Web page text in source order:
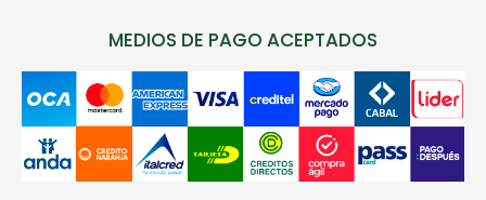
MEDIOS DE PAGO ACEPTADOS